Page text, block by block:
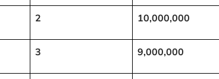
2 10,000,000
3 9,000,000